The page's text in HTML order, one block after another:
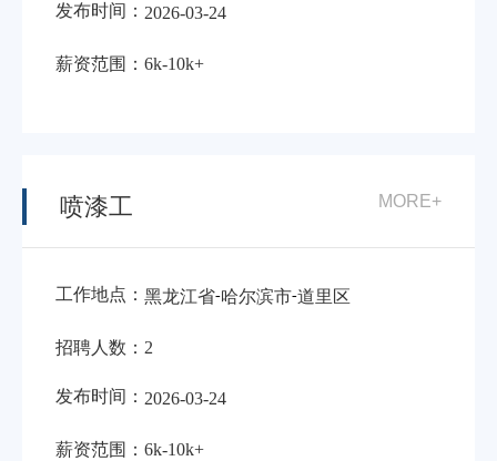
发布时间： 2026-03-24
薪资范围： 6k-10k+
喷漆工 MORE+
工作地点： 黑龙江省-哈尔滨市-道里区
招聘人数： 2
发布时间： 2026-03-24
薪资范围： 6k-10k+